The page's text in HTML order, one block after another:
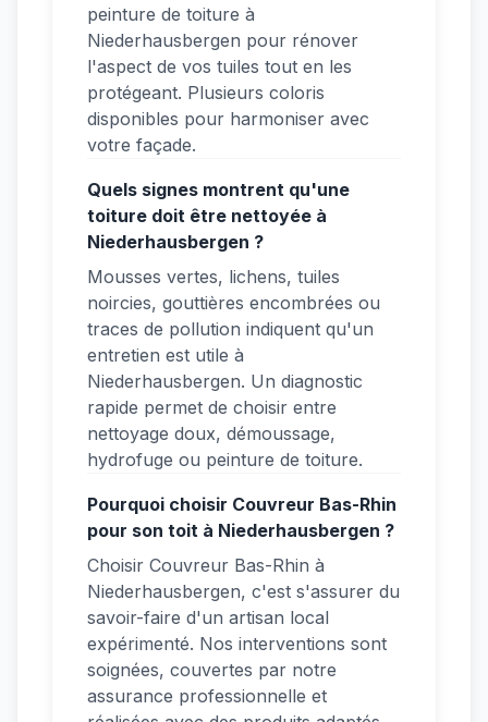
peinture de toiture à
Niederhausbergen pour rénover
l'aspect de vos tuiles tout en les
protégeant. Plusieurs coloris
disponibles pour harmoniser avec
votre façade.
Quels signes montrent qu'une
toiture doit être nettoyée à
Niederhausbergen ?
Mousses vertes, lichens, tuiles
noircies, gouttières encombrées ou
traces de pollution indiquent qu'un
entretien est utile à
Niederhausbergen. Un diagnostic
rapide permet de choisir entre
nettoyage doux, démoussage,
hydrofuge ou peinture de toiture.
Pourquoi choisir Couvreur Bas-Rhin
pour son toit à Niederhausbergen ?
Choisir Couvreur Bas-Rhin à
Niederhausbergen, c'est s'assurer du
savoir-faire d'un artisan local
expérimenté. Nos interventions sont
soignées, couvertes par notre
assurance professionnelle et